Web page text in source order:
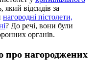
який відсидів за
нагородні пістолети,
? До речі, вони були
органів.
нагороджених